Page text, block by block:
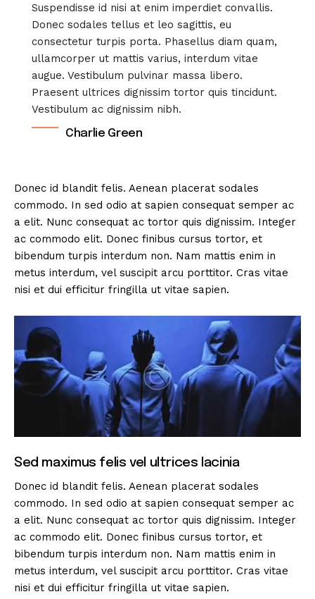
Suspendisse id nisi at enim imperdiet convallis.
Donec sodales tellus et leo sagittis, eu
consectetur turpis porta. Phasellus diam quam,
ullamcorper ut mattis varius, interdum vitae
augue. Vestibulum pulvinar massa libero.
Praesent ultrices dignissim tortor quis tincidunt.
Vestibulum ac dignissim nibh.
Charlie Green
Donec id blandit felis. Aenean placerat sodales
commodo. In sed odio at sapien consequat semper ac
a elit. Nunc consequat ac tortor quis dignissim. Integer
ac commodo elit. Donec finibus cursus tortor, et
bibendum turpis interdum non. Nam mattis enim in
metus interdum, vel suscipit arcu porttitor. Cras vitae
nisi et dui efficitur fringilla ut vitae sapien.
Sed maximus felis vel ultrices lacinia
Donec id blandit felis. Aenean placerat sodales
commodo. In sed odio at sapien consequat semper ac
a elit. Nunc consequat ac tortor quis dignissim. Integer
ac commodo elit. Donec finibus cursus tortor, et
bibendum turpis interdum non. Nam mattis enim in
metus interdum, vel suscipit arcu porttitor. Cras vitae
nisi et dui efficitur fringilla ut vitae sapien.